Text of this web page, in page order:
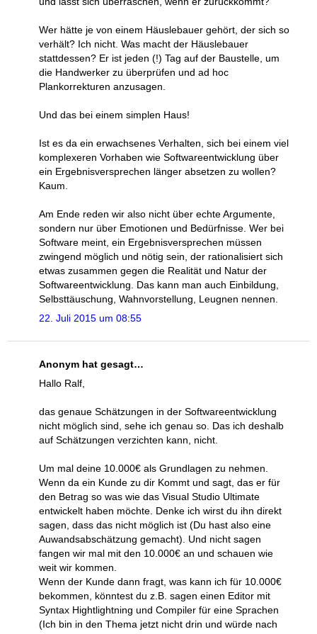
Wer hätte je von einem Häuslebauer gehört, der sich so
verhält? Ich nicht. Was macht der Häuslebauer
stattdessen? Er ist jeden (!) Tag auf der Baustelle, um
die Handwerker zu überprüfen und ad hoc
Plankorrekturen anzusagen.
Und das bei einem simplen Haus!
Ist es da ein erwachsenes Verhalten, sich bei einem viel
komplexeren Vorhaben wie Softwareentwicklung über
ein Ergebnisversprechen länger absetzen zu wollen?
Kaum.
Am Ende reden wir also nicht über echte Argumente,
sondern nur über Emotionen und Bedürfnisse. Wer bei
Software meint, ein Ergebnisversprechen müssen
zwingend möglich und nötig sein, der rationalisiert sich
etwas zusammen gegen die Realität und Natur der
Softwareentwicklung. Das kann man auch Einbildung,
Selbsttäuschung, Wahnvorstellung, Leugnen nennen.
22. Juli 2015 um 08:55
Anonym hat gesagt…
Hallo Ralf,
das genaue Schätzungen in der Softwareentwicklung
nicht möglich sind, sehe ich genau so. Das ich deshalb
auf Schätzungen verzichten kann, nicht.
Um mal deine 10.000€ als Grundlagen zu nehmen.
Wenn da ein Kunde zu dir Kommt und sagt, das er für
den Betrag so was wie das Visual Studio Ultimate
entwickelt haben möchte. Denke ich wirst du ihn direkt
sagen, dass das nicht möglich ist (Du hast also eine
Auwandsabschätzung gemacht). Und nicht sagen
fangen wir mal mit den 10.000€ an und schauen wie
weit wir kommen.
Wenn der Kunde dann fragt, was kann ich für 10.000€
bekommen, könntest du z.B. sagen einen Editor mit
Syntax Hightlightning und Compiler für eine Sprachen
(Ich bin in den Thema jetzt nicht drin und würde nach